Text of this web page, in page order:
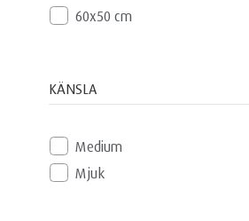
60x50 cm
KÄNSLA
Medium
Mjuk